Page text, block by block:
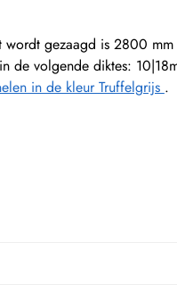
wordt gezaagd is 2800
de volgende diktes:
in de kleur Truffelgrijs .